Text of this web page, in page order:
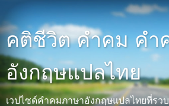
คติชีวิต คำคม คำ
อังกฤษแปลไทย
เวปไซด์คำคมภาษาอังกฤษแปลไทยที่รว